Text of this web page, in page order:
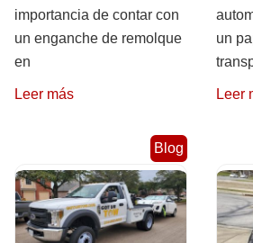
importancia de contar con
un enganche de remolque
en
Leer más
un
Leer
Blog